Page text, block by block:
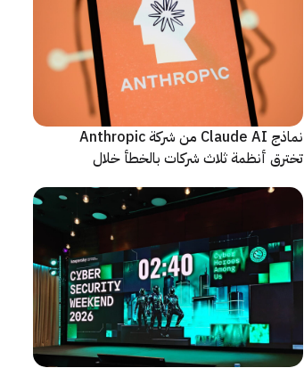
نماذج Claude AI من شركة Anthropic
تخترق أنظمة ثلاث شركات بالخطأ خلال